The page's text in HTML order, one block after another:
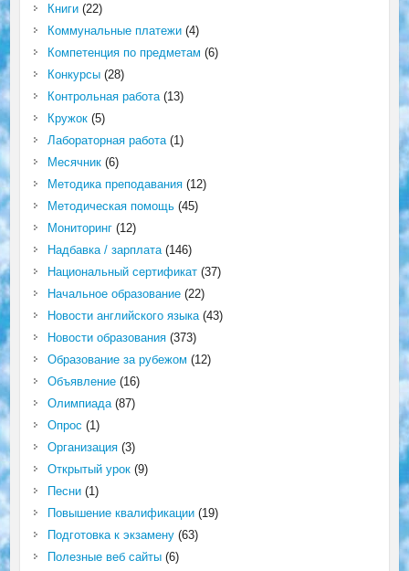
Книги(22)
Коммунальные платежи(4)
Компетенция по предметам (6)
Конкурсы(28)
Контрольная работа(13)
Кружок(5)
Лабораторная работа(1)
Месячник(6)
Методика преподавания(12)
Методическая помощь(45)
Мониторинг(12)
Надбавка / зарплата(146)
Национальный сертификат(37)
Начальное образование(22)
Новости английского языка(43)
Новости образования(373)
Образование за рубежом (12)
Объявление(16)
Олимпиада(87)
Опрос (1)
Организация(3)
Открытый урок(9)
Песни(1)
Повышение квалификации(19)
Подготовка к экзамену(63)
Полезные веб сайты(6)